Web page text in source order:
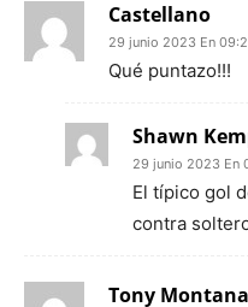
Castellano
29 junio 2023 En
Qué puntazo!!!
Shawn
29 junio 2023 En
El típico gol
contra
Tony Montana